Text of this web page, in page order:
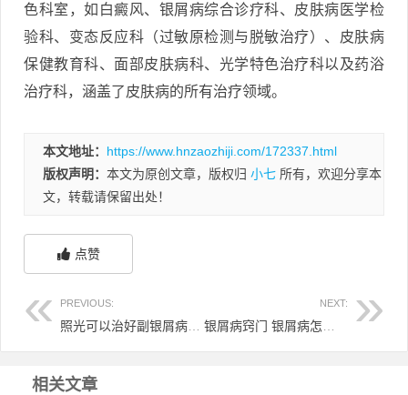
色科室，如白癜风、银屑病综合诊疗科、皮肤病医学检
验科、变态反应科（过敏原检测与脱敏治疗）、皮肤病
保健教育科、面部皮肤病科、光学特色治疗科以及药浴
治疗科，涵盖了皮肤病的所有治疗领域。
本文地址： https://www.hnzaozhiji.com/172337.html
版权声明： 本文为原创文章，版权归 小七 所有，欢迎分享本
文，转载请保留出处！
点赞
PREVIOUS: NEXT:
相关文章